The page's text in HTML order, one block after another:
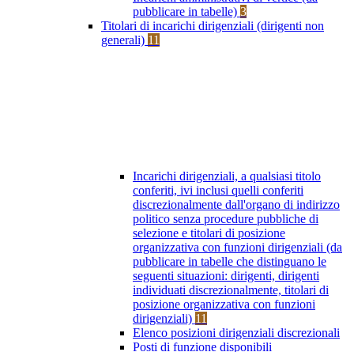
pubblicare in tabelle) 3
Titolari di incarichi dirigenziali (dirigenti non
generali) 11
Incarichi dirigenziali, a qualsiasi titolo
conferiti, ivi inclusi quelli conferiti
discrezionalmente dall'organo di indirizzo
politico senza procedure pubbliche di
selezione e titolari di posizione
organizzativa con funzioni dirigenziali (da
pubblicare in tabelle che distinguano le
seguenti situazioni: dirigenti, dirigenti
individuati discrezionalmente, titolari di
posizione organizzativa con funzioni
dirigenziali) 11
Elenco posizioni dirigenziali discrezionali
Posti di funzione disponibili